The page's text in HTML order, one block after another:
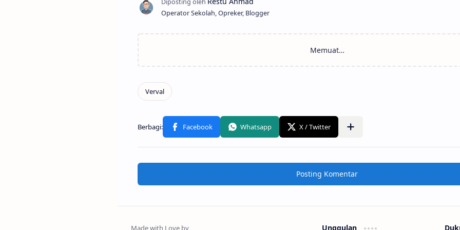
Operator Sekolah, Opreker, Blogger
Posting Komentar
Unggulan